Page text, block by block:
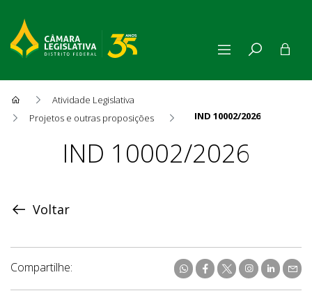
Atividade Legislativa
Projetos e outras proposições
IND 10002/2026
ProposiçãoIND 10002/2026
Voltar
Compartilhe: